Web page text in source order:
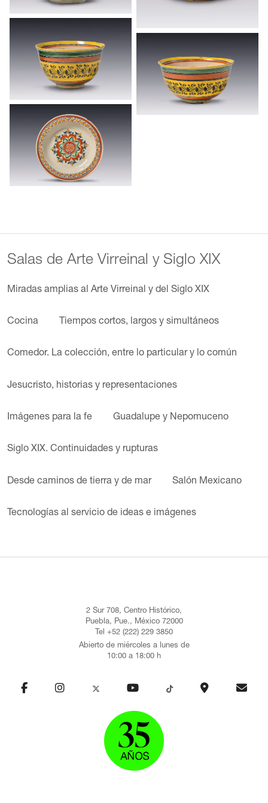
Salas de Arte Virreinal y Siglo XIX
Miradas amplias al Arte Virreinal y del Siglo XIX
Cocina Tiempos cortos, largos y simultáneos
Comedor. La colección, entre lo particular y lo común
Jesucristo, historias y representaciones
Imágenes para la fe Guadalupe y Nepomuceno
Siglo XIX. Continuidades y rupturas
Desde caminos de tierra y de mar Salón Mexicano
Tecnologías al servicio de ideas e imágenes
2 Sur 708, Centro Histórico,
Puebla, Pue., México 72000
Tel +52 (222) 229 3850
Abierto de miércoles a lunes de
10:00 a 18:00 h